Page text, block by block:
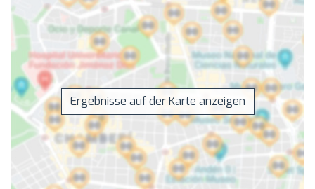
Ergebnisse auf der Karte anzeigen